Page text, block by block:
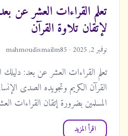
تعلم القراءات العشر عن
لإتقان تلاوة القرآن
نوفمبر 2, 2025 · mahmoudismailm85
تعلم القراءات العشر عن بعد:
القرآن الكريم وتجويده الصدى
المسلمين بضرورة إتقان القراءات
اقرأ المزيد